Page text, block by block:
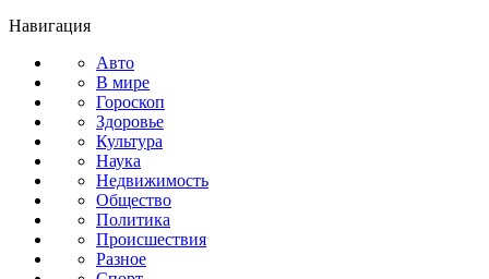
Навигация
Авто
В мире
Гороскоп
Здоровье
Культура
Наука
Недвижимость
Общество
Политика
Происшествия
Разное